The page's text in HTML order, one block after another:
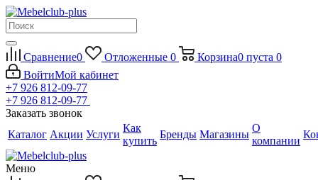
Сравнение0 Отложенные 0 Корзина0 пуста 0
ВойтиМой кабинет
+7 926 812-09-77
+7 926 812-09-77
Заказать звонок
Каталог Акции Услуги
Как
купить
Бренды Магазины
О
компании
Меню